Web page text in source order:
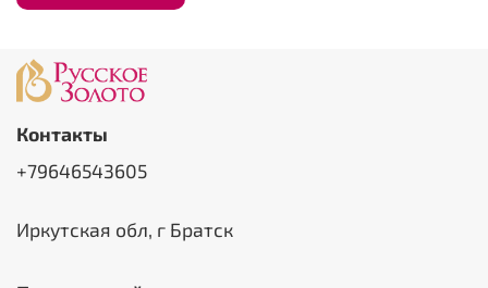
Контакты
+79646543605
Иркутская обл, г Братск